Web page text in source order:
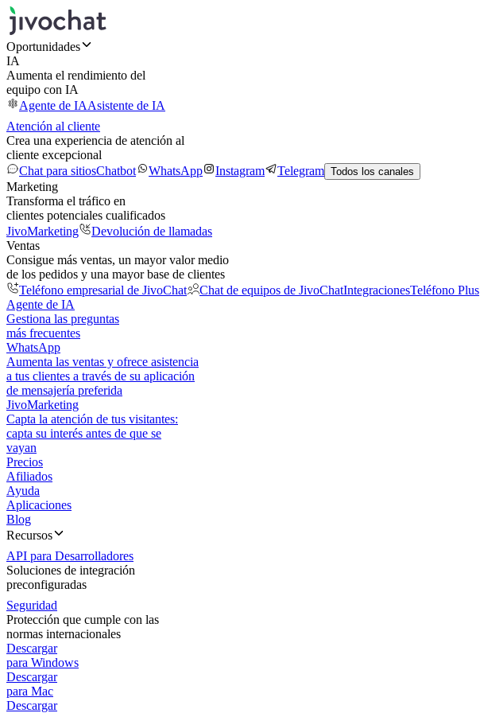
Oportunidades
IA
Aumenta el rendimiento del
equipo con IA
Agente de IAAsistente de IA
Atención al cliente
Crea una experiencia de atención al
cliente excepcional
Chat para sitiosChatbot WhatsApp Instagram Telegram Todos los canales
Marketing
Transforma el tráfico en
clientes potenciales cualificados
JivoMarketing
Devolución de llamadas
Ventas
Consigue más ventas, un mayor valor medio
de los pedidos y una mayor base de clientes
Teléfono empresarial de JivoChat
Chat de equipos de JivoChatIntegracionesTeléfono Plus
Agente de IA
Gestiona las preguntas
más frecuentes
WhatsApp
Aumenta las ventas y ofrece asistencia
a tus clientes a través de su aplicación
de mensajería preferida
JivoMarketing
Capta la atención de tus visitantes:
capta su interés antes de que se
vayan
Precios
Afiliados
Ayuda
Aplicaciones
Blog
Recursos
API para Desarrolladores
Soluciones de integración
preconfiguradas
Seguridad
Protección que cumple con las
normas internacionales
Descargar
para Windows
Descargar
para Mac
Descargar